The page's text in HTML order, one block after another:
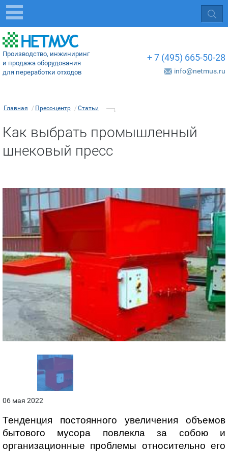
Производство, инжиниринг
и продажа оборудования
для переработки отходов
+ 7 (495) 665-50-28
info@netmus.ru
Главная / Пресс-центр /Статьи
Как выбрать промышленный
шнековый пресс
06 мая 2022
Тенденция постоянного увеличения объемов
бытового мусора повлекла за собою и
организационные проблемы относительно его